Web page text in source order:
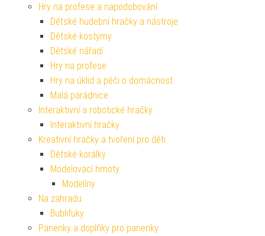
Hry na profese a napodobování
Dětské hudební hračky a nástroje
Dětské kostýmy
Dětské nářadí
Hry na profese
Hry na úklid a péči o domácnost
Malá parádnice
Interaktivní a robotické hračky
Interaktivní hračky
Kreativní hračky a tvoření pro děti
Dětské korálky
Modelovací hmoty
Modelíny
Na zahradu
Bublifuky
Panenky a doplňky pro panenky